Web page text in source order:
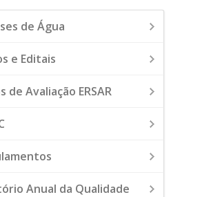
de Água
e Editais
de Avaliação ERSAR
Anual da Qualidade